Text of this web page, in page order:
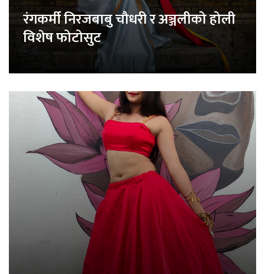
रंगकर्मी निरजबाबु चौधरी र अञ्जलीको होली
विशेष फोटोसुट